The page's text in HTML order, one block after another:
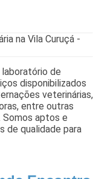
de
disponibilizados
veterinárias,
entre outras
Somos aptos e
de qualidade para